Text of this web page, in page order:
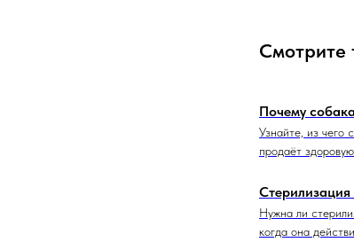
Смотрите
Почему
Узнайте, из чего
продаёт
Нужна ли
когда она